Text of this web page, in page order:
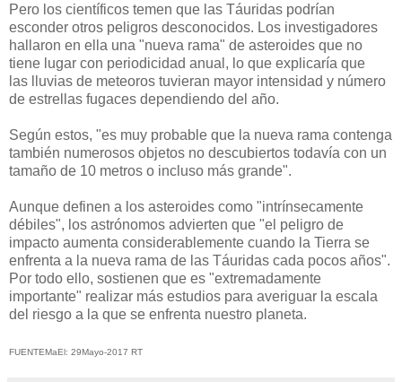
Pero los científicos temen que las Táuridas podrían
esconder otros peligros desconocidos. Los investigadores
hallaron en ella una "nueva rama" de asteroides que no
tiene lugar con periodicidad anual, lo que explicaría que
las lluvias de meteoros tuvieran mayor intensidad y número
de estrellas fugaces dependiendo del año.
Según estos, "es muy probable que la nueva rama contenga
también numerosos objetos no descubiertos todavía con un
tamaño de 10 metros o incluso más grande".
Aunque definen a los asteroides como "intrínsecamente
débiles", los astrónomos advierten que "el peligro de
impacto aumenta considerablemente cuando la Tierra se
enfrenta a la nueva rama de las Táuridas cada pocos años".
Por todo ello, sostienen que es "extremadamente
importante" realizar más estudios para averiguar la escala
del riesgo a la que se enfrenta nuestro planeta.
FUENTEMaEl: 29Mayo-2017 RT